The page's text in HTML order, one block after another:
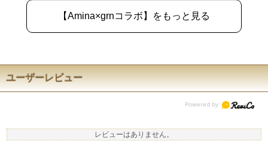
【Amina×grnコラボ】をもっと見る
ユーザーレビュー
レビューはありません。